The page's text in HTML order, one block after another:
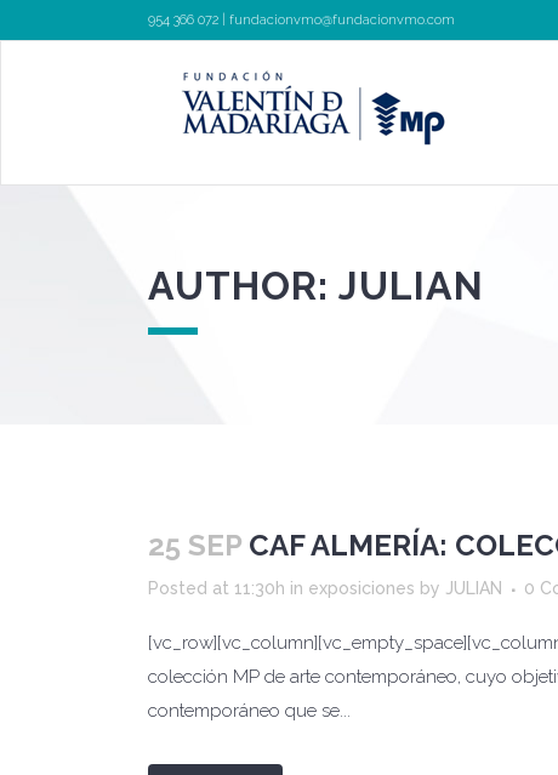
954 366 072 | fundacionvmo@fundacionvmo.com
AUTHOR: JULIAN
25 SEP CAF ALMERÍA:
Posted at 11:30h in exposiciones by JULIAN 0
colección MP de arte contemporáneo, cuyo
contemporáneo que se...